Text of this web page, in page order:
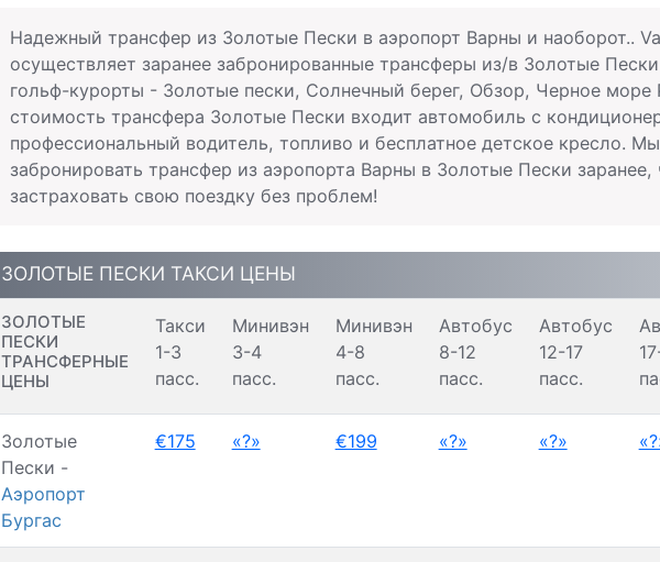
Надежный трансфер из Золотые Пески в аэропорт Варны и наоборот..
осуществляет заранее забронированные трансферы из/в Золотые
гольф-курорты - Золотые пески, Солнечный берег, Обзор, Черное
стоимость трансфера Золотые Пески входит автомобиль с
профессиональный водитель, топливо и бесплатное детское кресло.
забронировать трансфер из аэропорта Варны в Золотые Пески
застраховать свою поездку без проблем!
ЗОЛОТЫЕ ПЕСКИ ТАКСИ ЦЕНЫ
ЗОЛОТЫЕ
ПЕСКИ
ТРАНСФЕРНЫЕ
ЦЕНЫ
Такси
1-3
пасс.
Минивэн
3-4
пасс.
Минивэн
4-8
пасс.
Автобус
8-12
пасс.
Автобус
12-17
пасс.
Золотые
Пески -
Аэропорт
Бургас
€175 «?» €199 «?» «?»